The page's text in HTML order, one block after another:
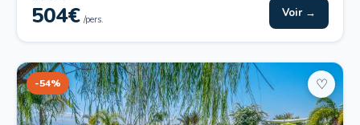
504€ /pers. Voir →
-54% ♡